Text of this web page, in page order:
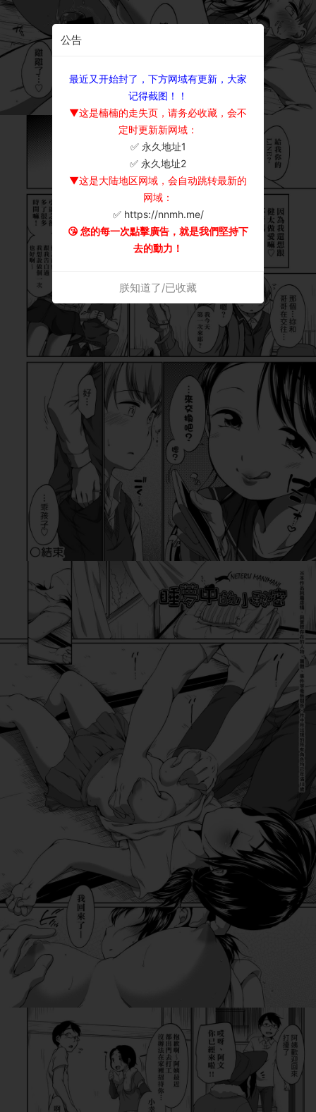
公告
最近又开始封了，下方网域有更新，大家
记得截图！！
▼这是楠楠的走失页，请务必收藏，会不
定时更新新网域：
✅ 永久地址1
✅ 永久地址2
▼这是大陆地区网域，会自动跳转最新的
网域：
✅ https://nnmh.me/
😘 您的每一次點擊廣告，就是我們堅持下
去的動力！
朕知道了/已收藏